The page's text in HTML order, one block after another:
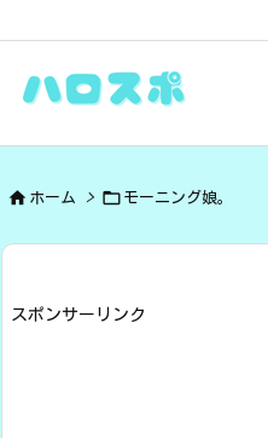
 ホーム >  モーニング娘。
スポンサーリンク